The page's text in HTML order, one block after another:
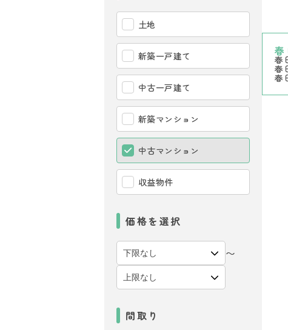
春
春
春
土地
新築一戸建て
中古一戸建て
新築マンション
中古マンション
収益物件
価格を選択
〜
間取り